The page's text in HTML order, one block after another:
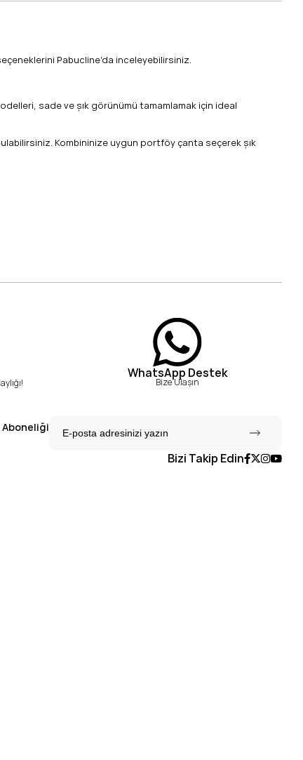
Pabucline’da inceleyebilirsiniz.
sade ve şık görünümü tamamlamak için ideal
Kombininize uygun portföy çanta seçerek şık
WhatsApp Destek
Bize Ulaşın
Aboneliği
Bizi Takip Edin